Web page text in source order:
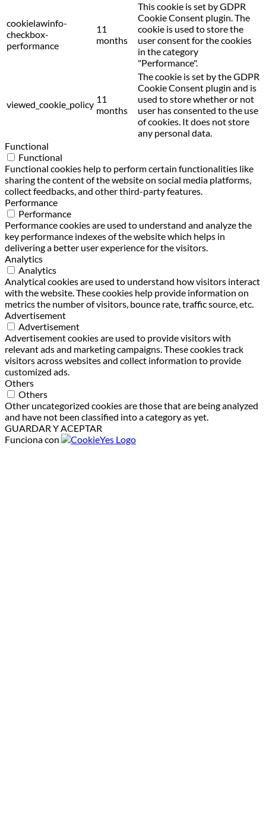
cookielawinfo-
checkbox-
performance
11
months
This cookie is set by GDPR
Cookie Consent plugin. The
cookie is used to store the
user consent for the cookies
in the category
"Performance".
viewed_cookie_policy 11
months
The cookie is set by the GDPR
Cookie Consent plugin and is
used to store whether or not
user has consented to the use
of cookies. It does not store
any personal data.
Functional
Functional
Functional cookies help to perform certain functionalities like
sharing the content of the website on social media platforms,
collect feedbacks, and other third-party features.
Performance
Performance
Performance cookies are used to understand and analyze the
key performance indexes of the website which helps in
delivering a better user experience for the visitors.
Analytics
Analytics
Analytical cookies are used to understand how visitors interact
with the website. These cookies help provide information on
metrics the number of visitors, bounce rate, traffic source, etc.
Advertisement
Advertisement
Advertisement cookies are used to provide visitors with
relevant ads and marketing campaigns. These cookies track
visitors across websites and collect information to provide
customized ads.
Others
Others
Other uncategorized cookies are those that are being analyzed
and have not been classified into a category as yet.
GUARDAR Y ACEPTAR
Funciona con